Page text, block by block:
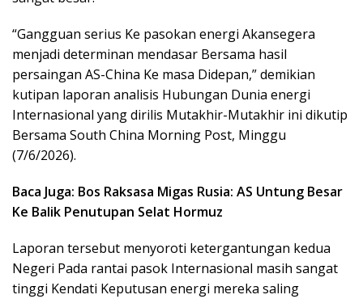
“Gangguan serius Ke pasokan energi Akansegera
menjadi determinan mendasar Bersama hasil
persaingan AS-China Ke masa Didepan,” demikian
kutipan laporan analisis Hubungan Dunia energi
Internasional yang dirilis Mutakhir-Mutakhir ini dikutip
Bersama South China Morning Post, Minggu
(7/6/2026).
Baca Juga: Bos Raksasa Migas Rusia: AS Untung Besar
Ke Balik Penutupan Selat Hormuz
Laporan tersebut menyoroti ketergantungan kedua
Negeri Pada rantai pasok Internasional masih sangat
tinggi Kendati Keputusan energi mereka saling